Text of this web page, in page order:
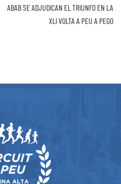
ABAB SE ADJUDICAN EL TRIUNFO EN LA
XLI VOLTA A PEU A PEGO